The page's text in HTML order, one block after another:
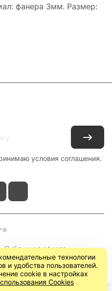
фанера 3мм. Размер:
условия соглашения.
Публичная оферта
(пользовательское
соглашение)
технологии
и удобства пользователей.
cookie в настройках
Cookies